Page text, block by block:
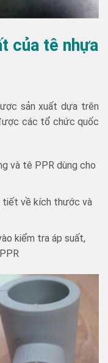
của tê nhựa
sản xuất dựa trên
các tổ chức quốc
và tê PPR dùng cho
tiết về kích thước và
kiểm tra áp suất,